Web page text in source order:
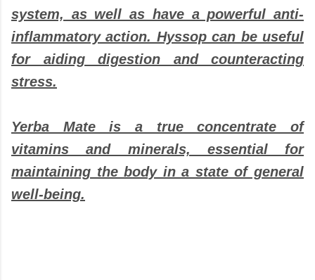
system, as well as have a powerful anti-
inflammatory action. Hyssop can be useful
for aiding digestion and counteracting
stress.
Yerba Mate is a true concentrate of
vitamins and minerals, essential for
maintaining the body in a state of general
well-being.